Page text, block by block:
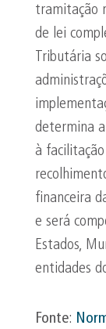
tramitação
de lei
Tributária
determina
à
financeira
e será
Estados,
entidades
Fonte: